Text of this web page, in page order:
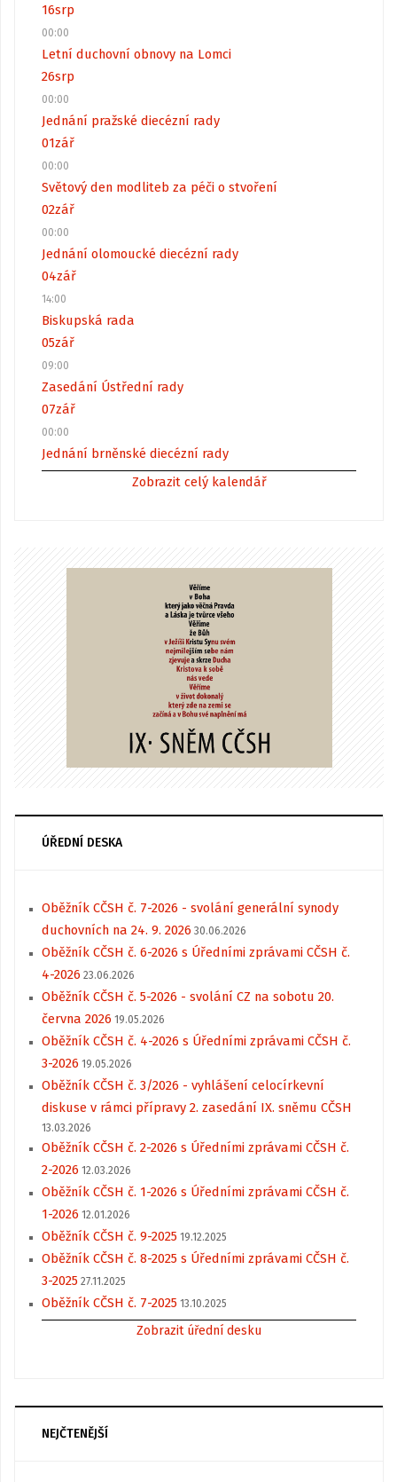
16srp
00:00
Letní duchovní obnovy na Lomci
26srp
00:00
Jednání pražské diecézní rady
01zář
00:00
Světový den modliteb za péči o stvoření
02zář
00:00
Jednání olomoucké diecézní rady
04zář
14:00
Biskupská rada
05zář
09:00
Zasedání Ústřední rady
07zář
00:00
Jednání brněnské diecézní rady
Zobrazit celý kalendář
ÚŘEDNÍ DESKA
Oběžník CČSH č. 7-2026 - svolání generální synody
duchovních na 24. 9. 2026 30.06.2026
Oběžník CČSH č. 6-2026 s Úředními zprávami CČSH č.
4-2026 23.06.2026
Oběžník CČSH č. 5-2026 - svolání CZ na sobotu 20.
června 2026 19.05.2026
Oběžník CČSH č. 4-2026 s Úředními zprávami CČSH č.
3-2026 19.05.2026
Oběžník CČSH č. 3/2026 - vyhlášení celocírkevní
diskuse v rámci přípravy 2. zasedání IX. sněmu CČSH
13.03.2026
Oběžník CČSH č. 2-2026 s Úředními zprávami CČSH č.
2-2026 12.03.2026
Oběžník CČSH č. 1-2026 s Úředními zprávami CČSH č.
1-2026 12.01.2026
Oběžník CČSH č. 9-2025 19.12.2025
Oběžník CČSH č. 8-2025 s Úředními zprávami CČSH č.
3-2025 27.11.2025
Oběžník CČSH č. 7-2025 13.10.2025
Zobrazit úřední desku
NEJČTENĚJŠÍ